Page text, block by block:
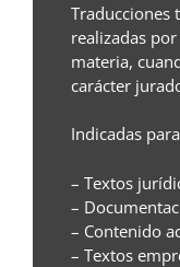
Traducciones
realizadas
materia,
carácter
Indicadas
– Textos
–
– Contenido
– Textos